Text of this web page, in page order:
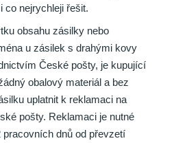
co nejrychleji řešit.
obsahu zásilky nebo
u zásilek s drahými kovy
České pošty, je kupující
obalový materiál a bez
uplatnit k reklamaci na
pošty. Reklamaci je nutné
pracovních dnů od převzetí